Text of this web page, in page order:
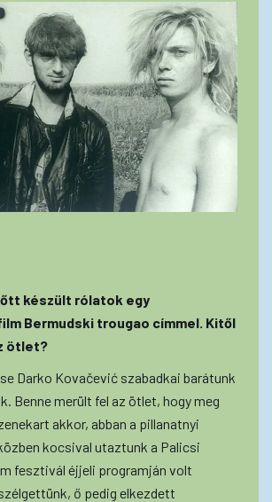
készült rólatok egy
Bermudski trougao címmel. Kitől
ötlet?
Darko Kovačević szabadkai barátunk
Benne merült fel az ötlet, hogy meg
akkor, abban a pillanatnyi
kocsival utaztunk a Palicsi
fesztivál éjjeli programján volt
ő pedig elkezdett